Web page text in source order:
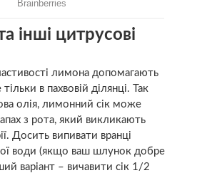
інші цитрусові
лимона допомагають
в пахвовій ділянці. Так
олія, лимонний сік може
з рота, який викликають
Досить випивати вранці
води (якщо ваш шлунок добре
варіант – вичавити сік 1/2